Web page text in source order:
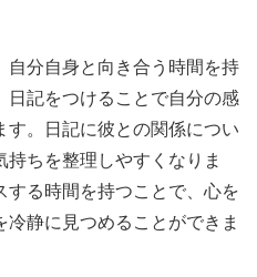
自分自身と向き合う時間を持
日記をつけることで自分の感
。日記に彼との関係につい
ちを整理しやすくなりま
る時間を持つことで、心を
静に見つめることができま